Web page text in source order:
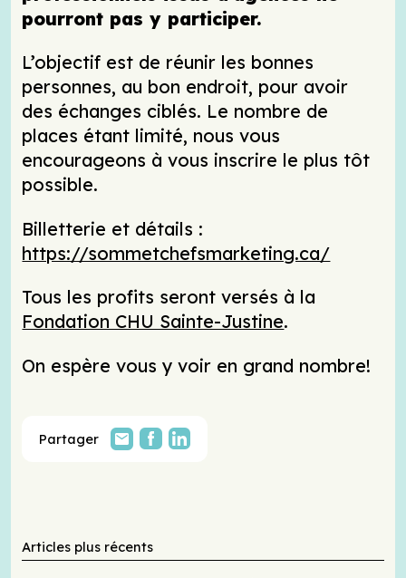
pourront pas y participer.
L’objectif est de réunir les bonnes
personnes, au bon endroit, pour avoir
des échanges ciblés. Le nombre de
places étant limité, nous vous
encourageons à vous inscrire le plus tôt
possible.
Billetterie et détails :
https://sommetchefsmarketing.ca/
Tous les profits seront versés à la
Fondation CHU Sainte-Justine.
On espère vous y voir en grand nombre!
Partager
Articles plus récents